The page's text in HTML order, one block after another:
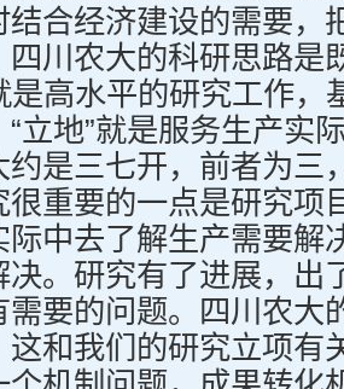
结合经济建设的需要，
川农大的科研思路是
是高水平的研究工作
立地”就是服务生产实
约是三七开，前者为三
要的一点是研究项
际中去了解生产需要解
决。研究有了进展，出
需要的问题。四川农大
这和我们的研究立项有